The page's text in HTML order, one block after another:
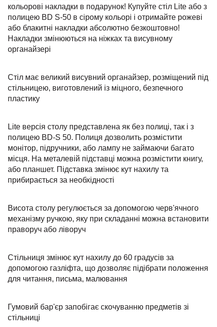
кольорові накладки в подарунок! Купуйте стіл Lite або з
полицею BD S-50 в сірому кольорі і отримайте рожеві
або блакитні накладки абсолютно безкоштовно!
Накладки змінюються на ніжках та висувному
органайзері
Стіл має великий висувний органайзер, розміщений під
стільницею, виготовлений із міцного, безпечного
пластику
Lite версія столу представлена ​​як без полиці, так і з
полицею BD-S 50. Полиця дозволить розмістити
монітор, підручники, або лампу не займаючи багато
місця. На металевій підставці можна розмістити книгу,
або планшет. Підставка змінює кут нахилу та
прибирається за необхідності
Висота столу регулюється за допомогою черв'ячного
механізму ручкою, яку при складанні можна встановити
праворуч або ліворуч
Стільниця змінює кут нахилу до 60 градусів за
допомогою газліфта, що дозволяє підібрати положення
для читання, письма, малювання
Гумовий бар'єр запобігає скочуванню предметів зі
стільниці